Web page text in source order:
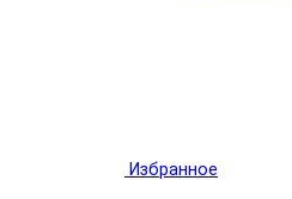
Избранное